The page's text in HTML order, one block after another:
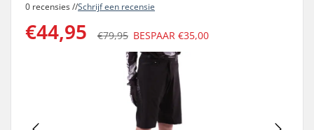
0 recensies //Schrijf een recensie
€44,95 €79,95 BESPAAR €35,00